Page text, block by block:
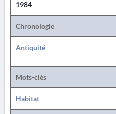
1984
Chronologie
Antiquité
Mots-clés
Habitat